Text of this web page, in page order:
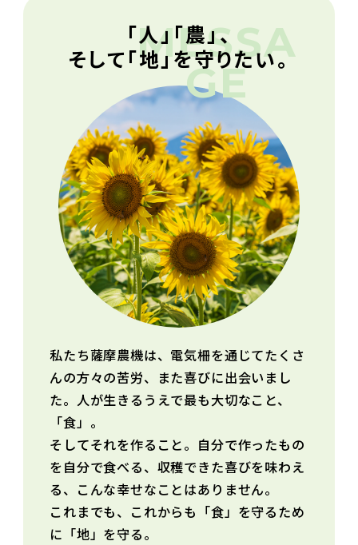
「人」「農」、
そして「地」を守りたい。
私たち薩摩農機は、電気柵を通じてたくさ
んの方々の苦労、また喜びに出会いまし
た。人が生きるうえで最も大切なこと、
「食」。
そしてそれを作ること。自分で作ったもの
を自分で食べる、収穫できた喜びを味わえ
る、こんな幸せなことはありません。
これまでも、これからも「食」を守るため
に「地」を守る。